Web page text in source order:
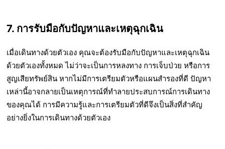
7. การรับมือกับปัญหาและเหตุฉุกเฉิน
เมื่อเดินทางด้วยตัวเอง คุณจะต้องรับมือกับปัญหาและเหตุฉุกเฉิน
ด้วยตัวเองทั้งหมด ไม่ว่าจะเป็นการหลงทาง การเจ็บป่วย หรือการ
สูญเสียทรัพย์สิน หากไม่มีการเตรียมตัวหรือแผนสำรองที่ดี ปัญหา
เหล่านี้อาจกลายเป็นเหตุการณ์ที่ทำลายประสบการณ์การเดินทาง
ของคุณได้ การมีความรู้และการเตรียมตัวที่ดีจึงเป็นสิ่งที่สำคัญ
อย่างยิ่งในการเดินทางด้วยตัวเอง